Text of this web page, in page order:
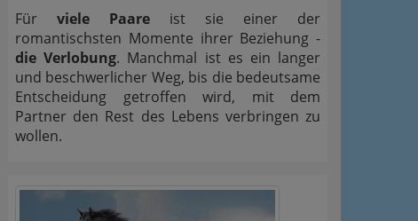
Für viele Paare ist sie einer der
romantischsten Momente ihrer Beziehung -
die Verlobung. Manchmal ist es ein langer
und beschwerlicher Weg, bis die bedeutsame
Entscheidung getroffen wird, mit dem
Partner den Rest des Lebens verbringen zu
wollen.